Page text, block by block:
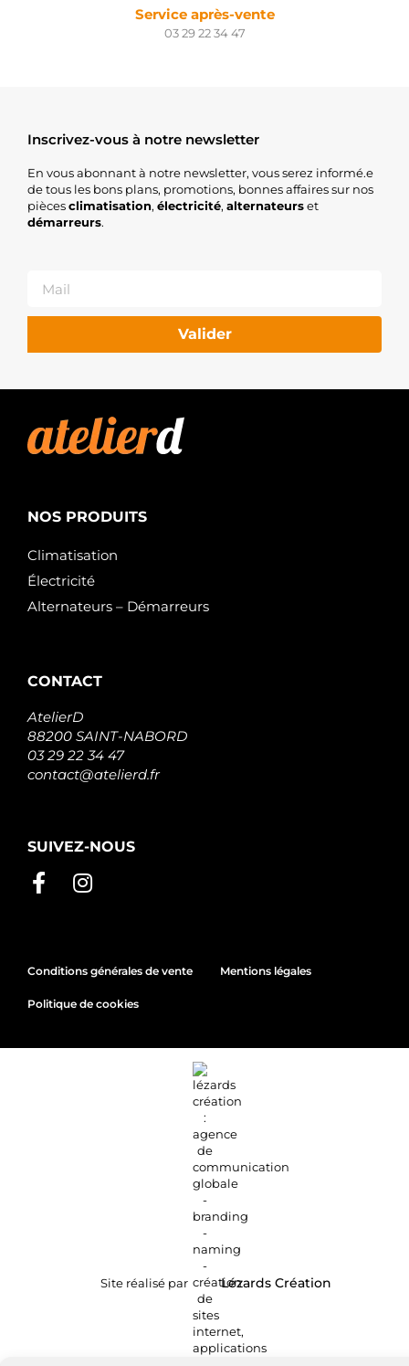
Service après-vente
03 29 22 34 47
Inscrivez-vous à notre newsletter
En vous abonnant à notre newsletter, vous serez informé.e
de tous les bons plans, promotions, bonnes affaires sur nos
piècesclimatisation, électricité, alternateurset
démarreurs.
Valider
NOS PRODUITS
Climatisation
Électricité
Alternateurs – Démarreurs
CONTACT
AtelierD
88200 SAINT-NABORD
03 29 22 34 47
contact@atelierd.fr
SUIVEZ-NOUS
Conditions générales de vente Mentions légales
Politique de cookies
Site réalisé par Lézards Création